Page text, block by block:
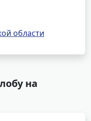
области
на